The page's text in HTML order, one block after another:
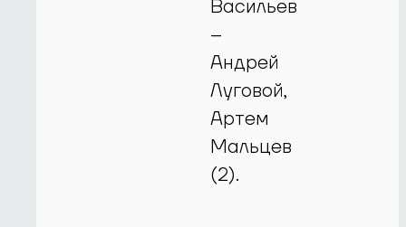
Васильев
–
Андрей
Луговой,
Артем
Мальцев
(2).